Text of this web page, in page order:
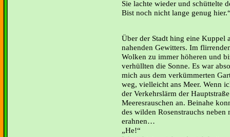
Sie lachte wieder und schüttelte
Bist noch nicht lange genug
Über der Stadt hing eine Kuppel
nahenden Gewitters. Im
Wolken zu immer höheren und
verhüllten die Sonne. Es war
mich aus dem verkümmerten
weg, vielleicht ans Meer. Wenn
der Verkehrslärm der
Meeresrauschen an. Beinahe
des wilden Rosenstrauchs
erahnen
He!“